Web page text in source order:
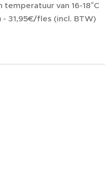
temperatuur van 16-18°C
31,95€/fles (incl. BTW)